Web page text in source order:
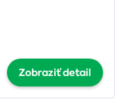
Zobraziť detail